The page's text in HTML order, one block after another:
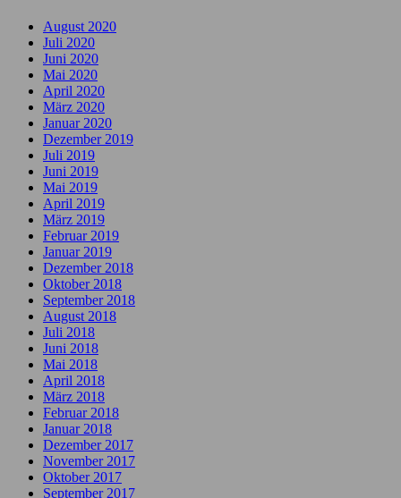
August 2020
Juli 2020
Juni 2020
Mai 2020
April 2020
März 2020
Januar 2020
Dezember 2019
Juli 2019
Juni 2019
Mai 2019
April 2019
März 2019
Februar 2019
Januar 2019
Dezember 2018
Oktober 2018
September 2018
August 2018
Juli 2018
Juni 2018
Mai 2018
April 2018
März 2018
Februar 2018
Januar 2018
Dezember 2017
November 2017
Oktober 2017
September 2017